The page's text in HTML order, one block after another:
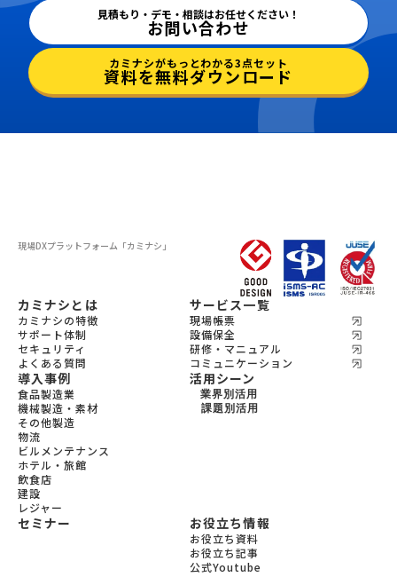
見積もり・デモ・相談はお任せください！
お問い合わせ
カミナシがもっとわかる3点セット
資料を無料ダウンロード
現場DXプラットフォーム 「カミナシ」
カミナシとは
カミナシの特徴
サポート体制
セキュリティ
よくある質問
サービス一覧
現場帳票
設備保全
研修・マニュアル
コミュニケーション
導入事例
食品製造業
機械製造・素材
その他製造
物流
ビルメンテナンス
ホテル・旅館
飲食店
建設
レジャー
活用シーン
業界別活用
機会製造・素材
課題別活用
セミナー お役立ち情報
お役立ち資料
お役立ち記事
公式Youtube